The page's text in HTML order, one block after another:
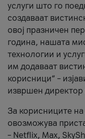
услуги што го
создаваат
овој празничен
година, нашата
технологии и
им додаваат
корисници“ –
извршен директор
За корисниците
овозможува
– Netflix, Max,